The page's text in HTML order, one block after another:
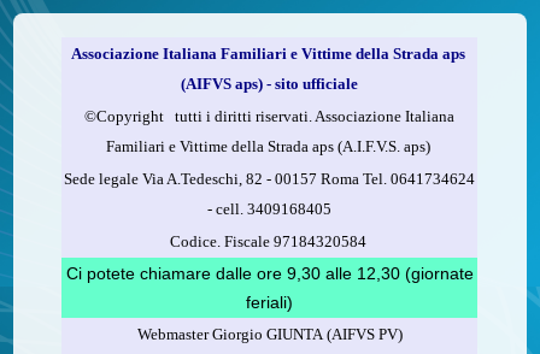
loro familiari che non costa nulla: devolvere il 5 per mille della
Compila la scheda CUD o del modello 730.
Firma nel riquadro indicato come “Sostegno delle
organizzazioni non lucrative di utilità sociale, delle associazioni
Indica nel riquadro il codice fiscale dell’A.I.F.V.S.:
97184320584
Associazione Italiana Familiari e Vittime della Strada aps
(AIFVS aps) - sito ufficiale
©​Copyright tutti i diritti riservati. Associazione Italiana
Familiari e Vittime della Strada aps (A.I.F.V.S. aps)
Sede legale Via A.Tedeschi, 82 - 00157 Roma Tel. 0641734624
-cell.3409168405
Codice. Fiscale 97184320584
Ci potete chiamare dalle ore 9,30 alle 12,30 (giornate
feriali)
Webmaster Giorgio GIUNTA (AIFVS PV)